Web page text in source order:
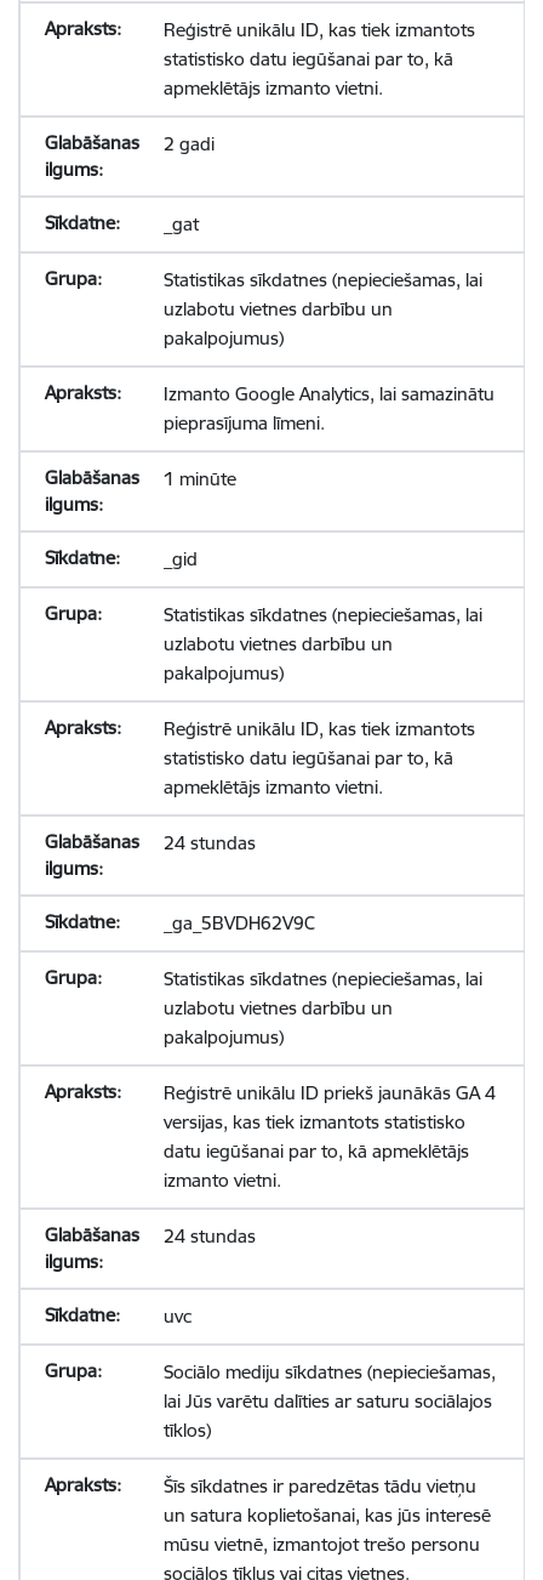
Reģistrē unikālu ID, kas tiek izmantots
statistisko datu iegūšanai par to, kā
apmeklētājs izmanto vietni.
2 gadi
_gat
Statistikas sīkdatnes (nepieciešamas, lai
uzlabotu vietnes darbību un
pakalpojumus)
Izmanto Google Analytics, lai samazinātu
pieprasījuma līmeni.
1 minūte
_gid
Statistikas sīkdatnes (nepieciešamas, lai
uzlabotu vietnes darbību un
pakalpojumus)
Reģistrē unikālu ID, kas tiek izmantots
statistisko datu iegūšanai par to, kā
apmeklētājs izmanto vietni.
24 stundas
_ga_5BVDH62V9C
Statistikas sīkdatnes (nepieciešamas, lai
uzlabotu vietnes darbību un
pakalpojumus)
Reģistrē unikālu ID priekš jaunākās GA 4
versijas, kas tiek izmantots statistisko
datu iegūšanai par to, kā apmeklētājs
izmanto vietni.
24 stundas
uvc
Sociālo mediju sīkdatnes (nepieciešamas,
lai Jūs varētu dalīties ar saturu sociālajos
tīklos)
Šīs sīkdatnes ir paredzētas tādu vietņu
un satura koplietošanai, kas jūs interesē
mūsu vietnē, izmantojot trešo personu
sociālos tīklus vai citas vietnes.